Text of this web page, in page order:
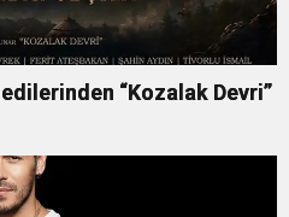
“Kozalak Devri”